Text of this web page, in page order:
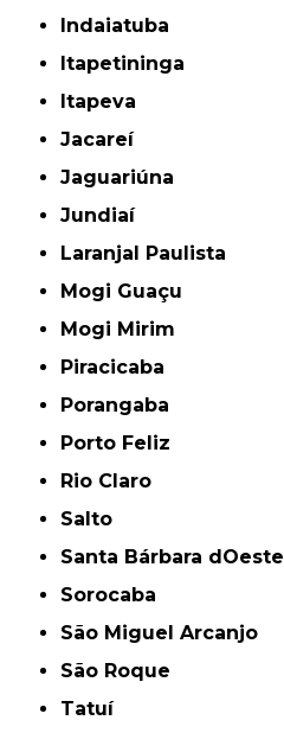
Indaiatuba
Itapetininga
Itapeva
Jacareí
Jaguariúna
Jundiaí
Laranjal Paulista
Mogi Guaçu
Mogi Mirim
Piracicaba
Porangaba
Porto Feliz
Rio Claro
Salto
Santa Bárbara dOeste
Sorocaba
São Miguel Arcanjo
São Roque
Tatuí